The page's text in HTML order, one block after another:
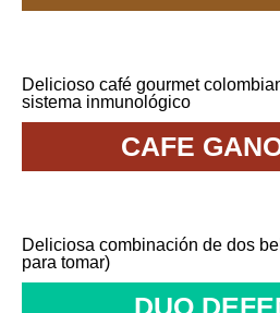
Delicioso café gourmet
sistema inmunológico
CAFE
Deliciosa combinación de dos
para tomar)ㅤㅤㅤㅤㅤㅤㅤ
DUO